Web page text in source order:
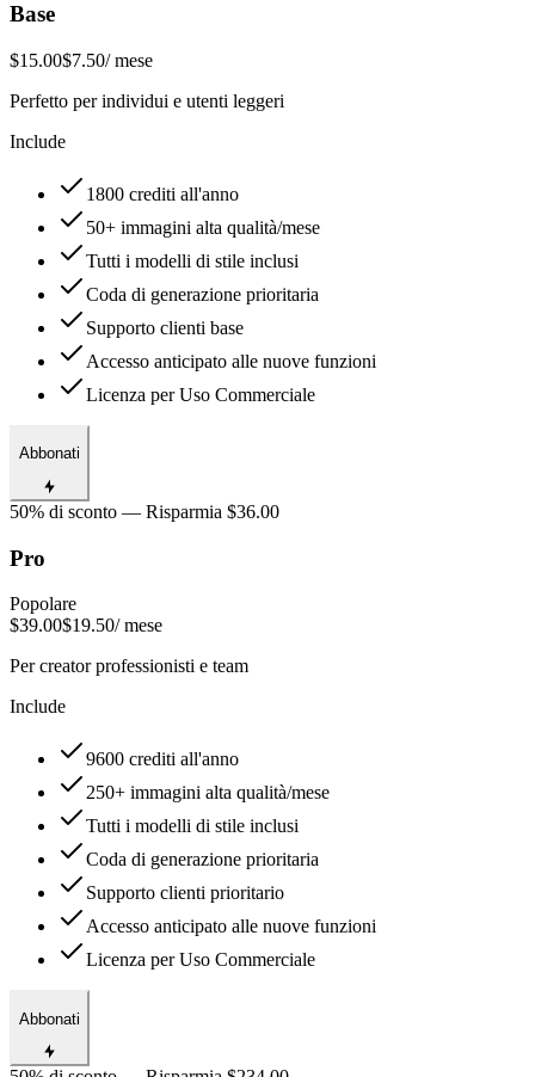
Base
$15.00$7.50/ mese
Perfetto per individui e utenti leggeri
Include
1800 crediti all'anno
50+ immagini alta qualità/mese
Tutti i modelli di stile inclusi
Coda di generazione prioritaria
Supporto clienti base
Accesso anticipato alle nuove funzioni
Licenza per Uso Commerciale
Abbonati
50% di sconto — Risparmia $36.00
Pro
Popolare
$39.00$19.50/ mese
Per creator professionisti e team
Include
9600 crediti all'anno
250+ immagini alta qualità/mese
Tutti i modelli di stile inclusi
Coda di generazione prioritaria
Supporto clienti prioritario
Accesso anticipato alle nuove funzioni
Licenza per Uso Commerciale
Abbonati